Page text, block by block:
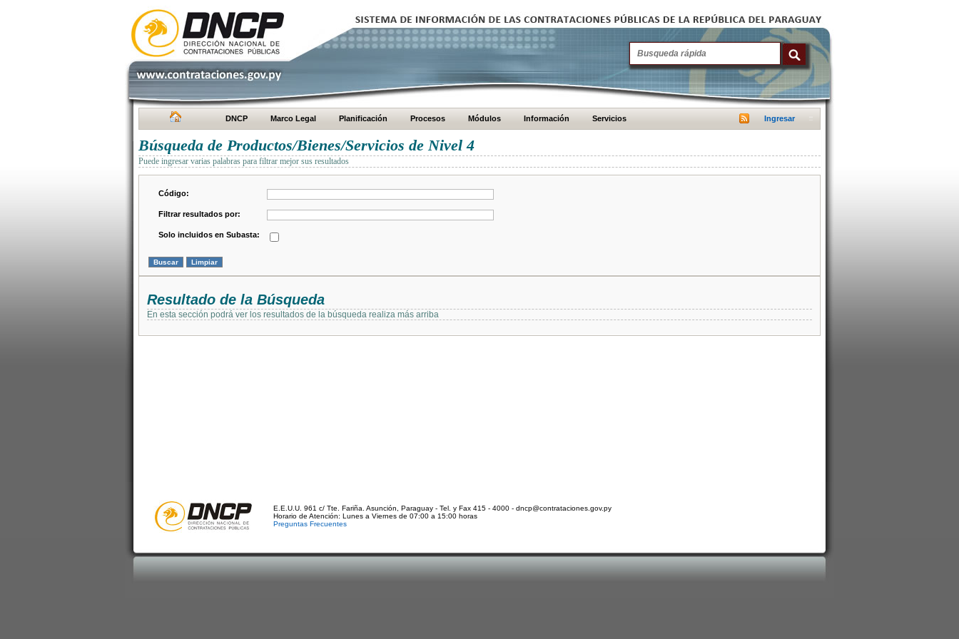
DNCP Marco Legal Planificación Procesos Módulos Información Servicios Ingresar
Búsqueda de Productos/Bienes/Servicios de Nivel 4
Puede ingresar varias palabras para filtrar mejor sus resultados
Código:
Filtrar resultados por:
Solo incluidos en Subasta:
Resultado de la Búsqueda
En esta sección podrá ver los resultados de la búsqueda realiza más arriba
E.E.U.U. 961 c/ Tte. Fariña. Asunción, Paraguay - Tel. y Fax 415 - 4000 - dncp@contrataciones.gov.py
Horario de Atención: Lunes a Viernes de 07:00 a 15:00 horas
Preguntas Frecuentes